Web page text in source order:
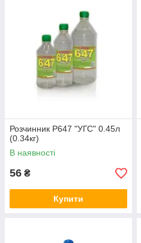
Розчинник Р647 "УГС" 0.45л
(0.34кг)
В наявності
56 ₴
Купити